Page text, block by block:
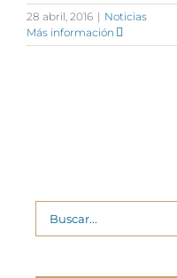
28 abril, 2016 | Noticias
Más información
Buscar: